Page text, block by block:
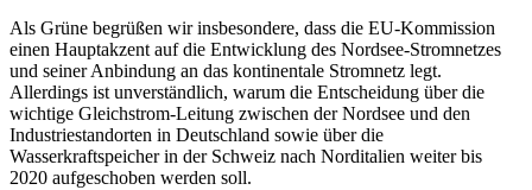
Als Grüne begrüßen wir insbesondere, dass die EU-Kommission
einen Hauptakzent auf die Entwicklung des Nordsee-Stromnetzes
und seiner Anbindung an das kontinentale Stromnetz legt.
Allerdings ist unverständlich, warum die Entscheidung über die
wichtige Gleichstrom-Leitung zwischen der Nordsee und den
Industriestandorten in Deutschland sowie über die
Wasserkraftspeicher in der Schweiz nach Norditalien weiter bis
2020 aufgeschoben werden soll.